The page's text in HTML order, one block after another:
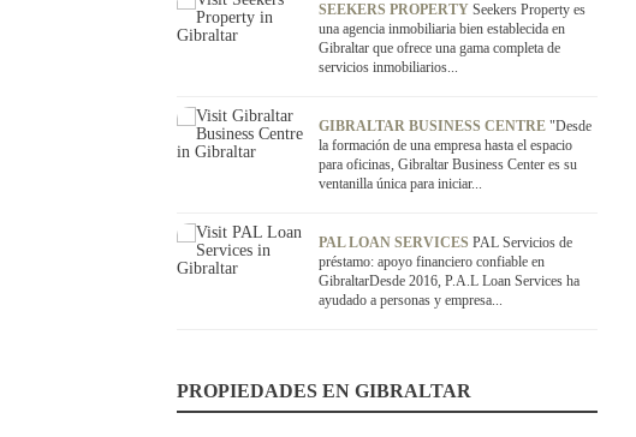
SEEKERS PROPERTY Seekers Property es
una agencia inmobiliaria bien establecida en
Gibraltar que ofrece una gama completa de
servicios inmobiliarios...
GIBRALTAR BUSINESS CENTRE "Desde
la formación de una empresa hasta el espacio
para oficinas, Gibraltar Business Center es su
ventanilla única para iniciar...
PAL LOAN SERVICES PAL Servicios de
préstamo: apoyo financiero confiable en
GibraltarDesde 2016, P.A.L Loan Services ha
ayudado a personas y empresa...
PROPIEDADES EN GIBRALTAR